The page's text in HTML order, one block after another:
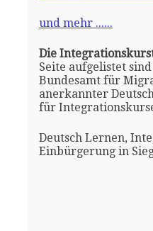
und mehr ......
Die
Seite aufgelistet
Bundesamt für
anerkannter
für
Deutsch Lernen,
Einbürgerung in